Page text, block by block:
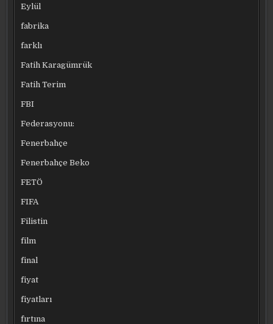
Eylül
fabrika
farklı
Fatih Karagümrük
Fatih Terim
FBI
Federasyonu:
Fenerbahçe
Fenerbahçe Beko
FETÖ
FIFA
Filistin
film
final
fiyat
fiyatları
fırtına